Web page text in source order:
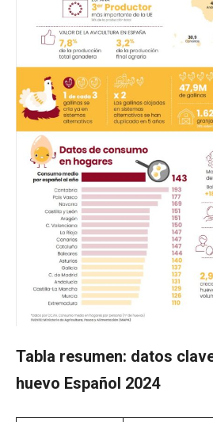
Tabla resumen: datos
huevo Español 2024